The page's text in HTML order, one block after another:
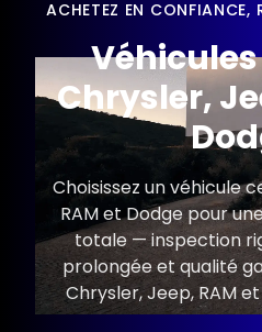
ACHETEZ EN CONFIANCE,
Chrysler,
Choisissez un véhicule
RAM et Dodge pour
totale — inspection
prolongée et qualité
Chrysler, Jeep, RAM